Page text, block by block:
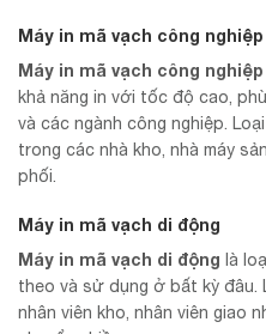
Máy in mã vạch công nghiệp
Máy in mã vạch công nghiệp
khả năng in với tốc độ cao,
và các ngành công nghiệp.
trong các nhà kho, nhà máy
phối.
Máy in mã vạch di động
Máy in mã vạch di động là
theo và sử dụng ở bất kỳ đâu.
nhân viên kho, nhân viên giao